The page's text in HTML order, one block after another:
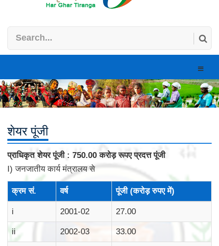
Toggle
शेयर पूंजी
प्राधिकृत शेयर पूंजी : 750.00 करोड़ रूपए प्रदत्त पूंजी
I) जनजातीय कार्य मंत्रालय से
क्रम सं. वर्ष पूंजी (करोड़ रुपए में)
i 2001-02 27.00
ii 2002-03 33.00